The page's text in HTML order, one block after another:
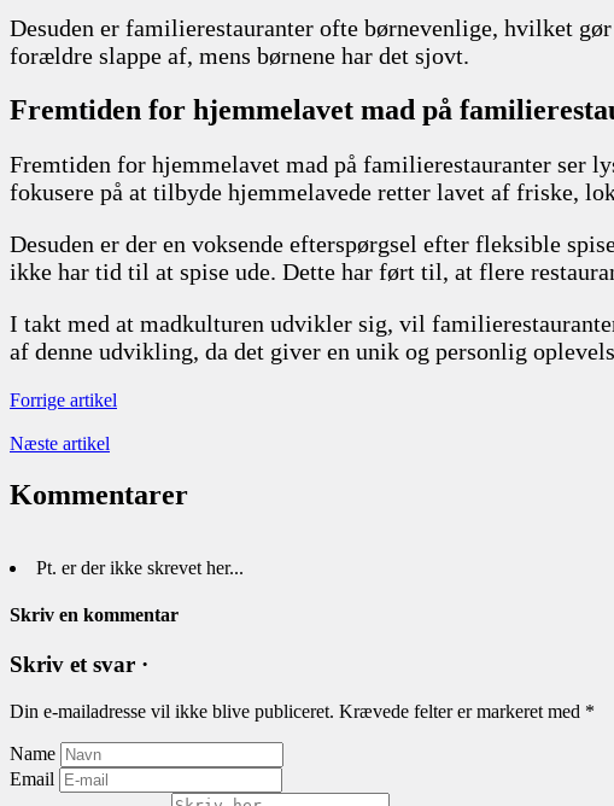
Desuden er familierestauranter ofte børnevenlige, hvilket
forældre slappe af, mens børnene har det sjovt.
Fremtiden for hjemmelavet mad på
Fremtiden for hjemmelavet mad på familierestauranter ser
fokusere på at tilbyde hjemmelavede retter lavet af friske,
Desuden er der en voksende efterspørgsel efter fleksible
ikke har tid til at spise ude. Dette har ført til, at flere
I takt med at madkulturen udvikler sig, vil
af denne udvikling, da det giver en unik og personlig
Forrige artikel
Næste artikel
Kommentarer
Pt. er der ikke skrevet her...
Skriv en kommentar
Skriv et svar ·
Din e-mailadresse vil ikke blive publiceret. Krævede felter er markeret med *
Name
Email